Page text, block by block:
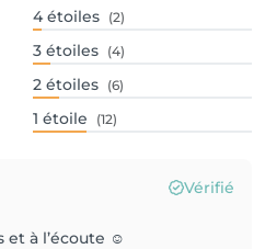
4 étoiles (2)
3 étoiles (4)
2 étoiles (6)
1 étoile (12)
Vérifié
et à l’écoute ☺️